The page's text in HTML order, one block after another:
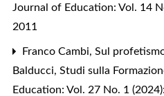
Journal of Education: Vol. 14
2011
Franco Cambi, Sul
Balducci, Studi sulla
Education: Vol. 27 No. 1